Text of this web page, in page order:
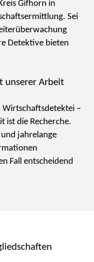
Gifhorn in
Sei
Detektive bieten
unserer Arbeit
–
ist die Recherche.
jahrelange
Fall entscheidend